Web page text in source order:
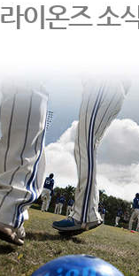
라이온즈 소